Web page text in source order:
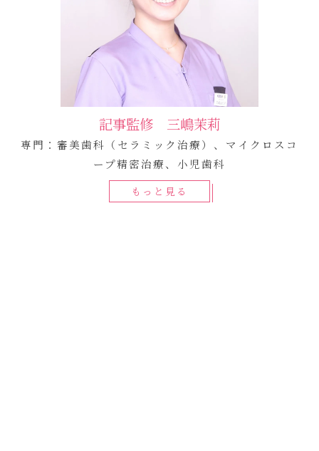
記事監修 三嶋茉莉
専門：審美歯科（セラミック治療）、マイクロスコ
ープ精密治療、小児歯科
もっと見る